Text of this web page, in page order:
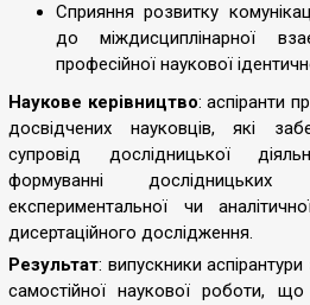
Сприяння розвитку
до міждисциплінарної
професійної наукової
Наукове керівництво: аспіранти
досвідчених науковців, які
супровід дослідницької
формуванні дослідницьких
експериментальної чи
дисертаційного дослідження.
Результат: випускники
самостійної наукової роботи,